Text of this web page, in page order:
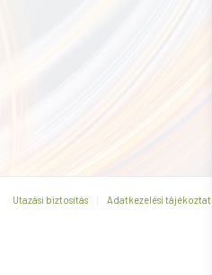
Utazási biztosítás Adatkezelési tájékoztató